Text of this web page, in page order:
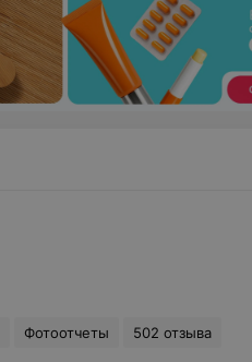
Фотоотчеты 502 отзыва